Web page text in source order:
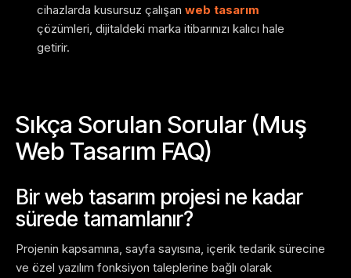
cihazlarda kusursuz çalışan web tasarım
çözümleri, dijitaldeki marka itibarınızı kalıcı hale
getirir.
Sıkça Sorulan Sorular (Muş
Web Tasarım FAQ)
Bir web tasarım projesi ne kadar
sürede tamamlanır?
Projenin kapsamına, sayfa sayısına, içerik tedarik sürecine
ve özel yazılım fonksiyon taleplerine bağlı olarak